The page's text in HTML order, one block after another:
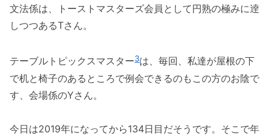
文法係は、トーストマスターズ会員として円熟の極みに逹
しつつあるTさん。
テーブルトピックスマスター3は、毎回、私達が屋根の下
で机と椅子のあるところで例会できるのもこの方のお陰で
す、会場係のYさん。
今日は2019年になってから134日目だそうです。そこで年